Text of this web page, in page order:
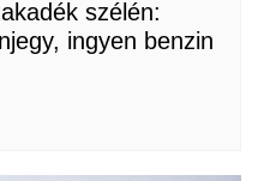
szélén:
ingyen benzin